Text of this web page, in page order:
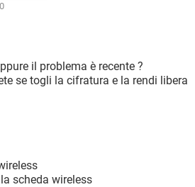
il problema è recente ?
se togli la cifratura e la rendi libera
scheda wireless